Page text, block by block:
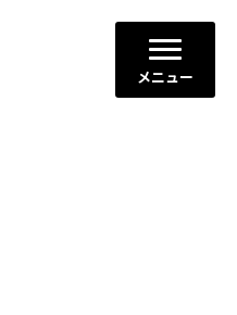
メニュー